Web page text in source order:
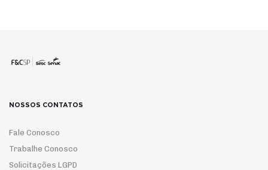
NOSSOS CONTATOS
Fale Conosco
Trabalhe Conosco
Solicitações LGPD